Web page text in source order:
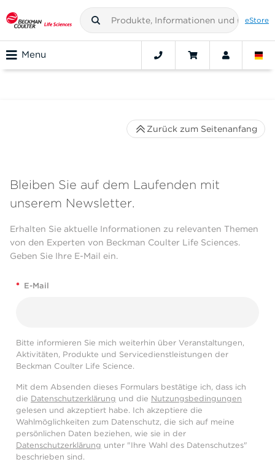
eStore
Menu
Bleiben Sie auf dem Laufenden mit
unserem Newsletter.
Erhalten Sie aktuelle Informationen zu relevanten Themen
von den Experten von Beckman Coulter Life Sciences.
Geben Sie Ihre E-Mail ein.
* E-Mail
Bitte informieren Sie mich weiterhin über Veranstaltungen,
Aktivitäten, Produkte und Servicedienstleistungen der
Beckman Coulter Life Science.
Mit dem Absenden dieses Formulars bestätige ich, dass ich
die Datenschutzerklärung und die Nutzungsbedingungen
gelesen und akzeptiert habe. Ich akzeptiere die
Wahlmöglichkeiten zum Datenschutz, die sich auf meine
persönlichen Daten beziehen, wie sie in der
Datenschutzerklärung unter "Ihre Wahl des Datenschutzes"
beschrieben sind.
Zurück zum Seitenanfang